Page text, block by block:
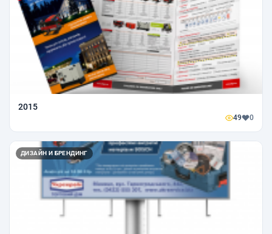
2015
49 0
ДИЗАЙН И БРЕНДИНГ